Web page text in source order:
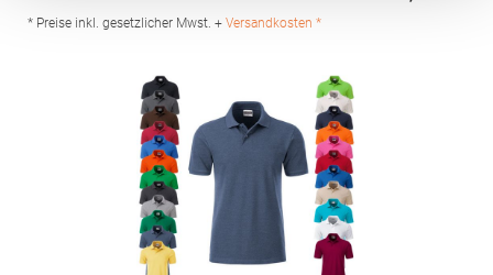
marketing@henbury.com
* Preise inkl. gesetzlicher Mwst. + Versandkosten *